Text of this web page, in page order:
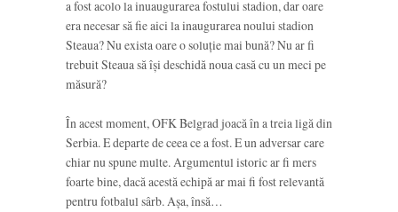
a fost acolo la inuaugurarea fostului stadion, dar oare
era necesar să fie aici la inaugurarea noului stadion
Steaua? Nu exista oare o soluție mai bună? Nu ar fi
trebuit Steaua să își deschidă noua casă cu un meci pe
măsură?
În acest moment, OFK Belgrad joacă în a treia ligă din
Serbia. E departe de ceea ce a fost. E un adversar care
chiar nu spune multe. Argumentul istoric ar fi mers
foarte bine, dacă acestă echipă ar mai fi fost relevantă
pentru fotbalul sârb. Așa, însă…